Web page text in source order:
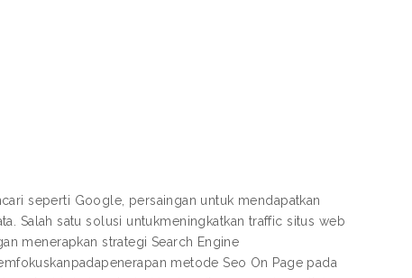
seperti Google, persaingan untuk mendapatkan
Salah satu solusi untukmeningkatkan traffic situs web
menerapkan strategi Search Engine
metode Seo On Page pada